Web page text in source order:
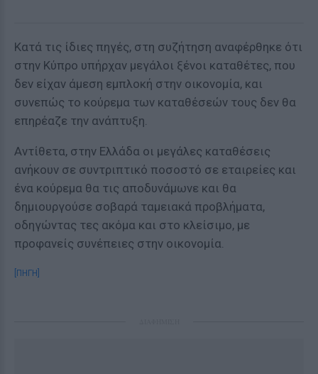
Κατά τις ίδιες πηγές, στη συζήτηση αναφέρθηκε ότι
στην Κύπρο υπήρχαν μεγάλοι ξένοι καταθέτες, που
δεν είχαν άμεση εμπλοκή στην οικονομία, και
συνεπώς το κούρεμα των καταθέσεών τους δεν θα
επηρέαζε την ανάπτυξη.
Αντίθετα, στην Ελλάδα οι μεγάλες καταθέσεις
ανήκουν σε συντριπτικό ποσοστό σε εταιρείες και
ένα κούρεμα θα τις αποδυνάμωνε και θα
δημιουργούσε σοβαρά ταμειακά προβλήματα,
οδηγώντας τες ακόμα και στο κλείσιμο, με
προφανείς συνέπειες στην οικονομία.
[ΠΗΓΗ]